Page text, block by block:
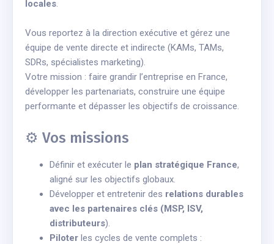
locales.
Vous reportez à la direction exécutive et gérez une
équipe de vente directe et indirecte (KAMs, TAMs,
SDRs, spécialistes marketing).
Votre mission : faire grandir l’entreprise en France,
développer les partenariats, construire une équipe
performante et dépasser les objectifs de croissance.
⚙️ Vos missions
Définir et exécuter le plan stratégique France,
aligné sur les objectifs globaux.
Développer et entretenir des relations durables
avec les partenaires clés (MSP, ISV,
distributeurs).
Piloter les cycles de vente complets :